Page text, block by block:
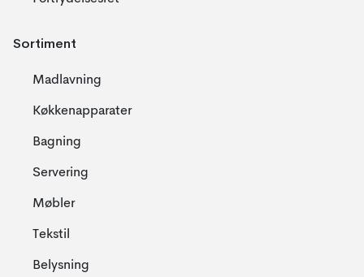
Sortiment
Madlavning
Køkkenapparater
Bagning
Servering
Møbler
Tekstil
Belysning